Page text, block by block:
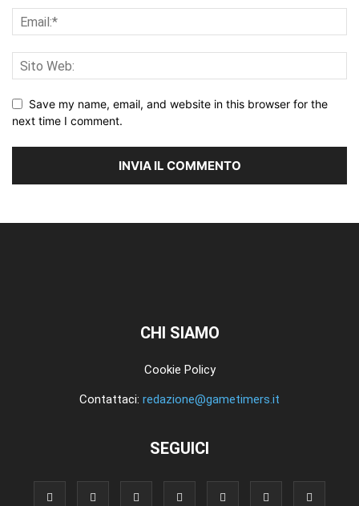
Save my name, email, and website in this browser for the
next time I comment.
CHI SIAMO
Cookie Policy
Contattaci: redazione@gametimers.it
SEGUICI